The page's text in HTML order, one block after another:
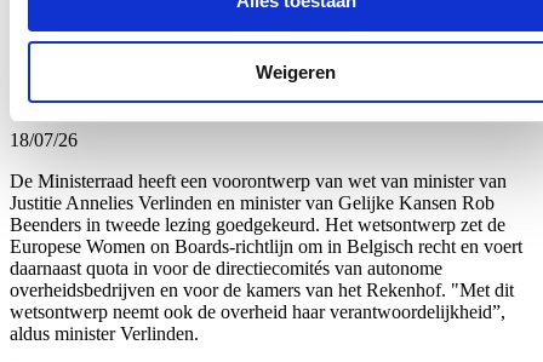
Weigeren
Uitbreiding van genderquota goed voor
beursgenoteerde ondernemingen en
18/07/26
De Ministerraad heeft een voorontwerp van wet van minister van
Justitie Annelies Verlinden en minister van Gelijke Kansen Rob
Beenders in tweede lezing goedgekeurd. Het wetsontwerp zet de
Europese Women on Boards-richtlijn om in Belgisch recht en voert
daarnaast quota in voor de directiecomités van autonome
overheidsbedrijven en voor de kamers van het Rekenhof. "Met dit
wetsontwerp neemt ook de overheid haar verantwoordelijkheid”,
aldus minister Verlinden.